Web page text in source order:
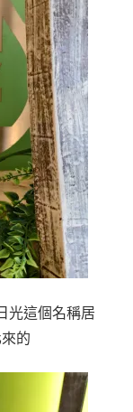
光這個名稱居
的